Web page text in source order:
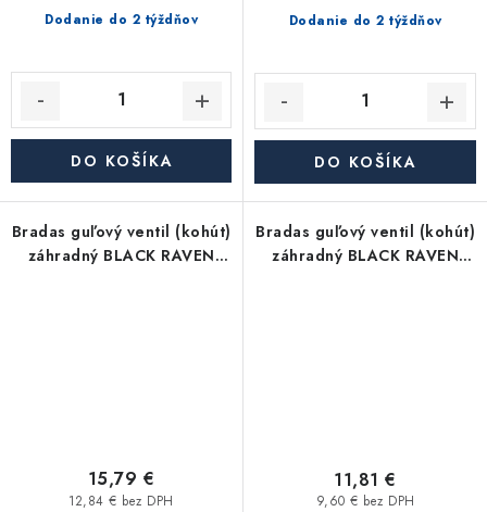
Dodanie do 2 týždňov
DO KOŠÍKA
Dodanie do 2 týždňov
DO KOŠÍKA
Bradas guľový ventil (kohút)
záhradný BLACK RAVEN
12,84 € bez DPH
15,79 €
Bradas guľový ventil (kohút)
záhradný BLACK RAVEN
9,60 € bez DPH
11,81 €